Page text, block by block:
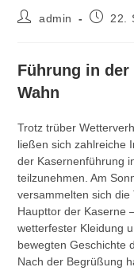
Beitrags-
admin
Beitrag
22.
Führung in
Wahn
Trotz trüber
ließen sich zahlreiche
der Kasernenführung
teilzunehmen. Am
versammelten sich die
Haupttor der Kaserne
wetterfester Kleidung
bewegten Geschichte
Nach der Begrüßung